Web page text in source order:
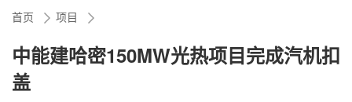
首页 项目
中能建哈密150MW光热项目完成汽机扣
盖